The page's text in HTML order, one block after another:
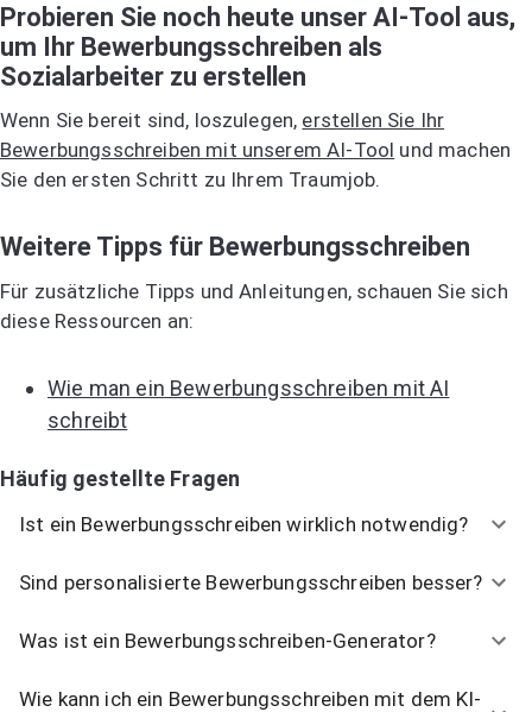
Probieren Sie noch heute unser AI-Tool aus,
um Ihr Bewerbungsschreiben als
Sozialarbeiter zu erstellen
Wenn Sie bereit sind, loszulegen, erstellen Sie Ihr
Bewerbungsschreiben mit unserem AI-Tool und machen
Sie den ersten Schritt zu Ihrem Traumjob.
Weitere Tipps für Bewerbungsschreiben
Für zusätzliche Tipps und Anleitungen, schauen Sie sich
diese Ressourcen an:
Wie man ein Bewerbungsschreiben mit AI
schreibt
Häufig gestellte Fragen
Ist ein Bewerbungsschreiben wirklich notwendig?
Sind personalisierte Bewerbungsschreiben besser?
Was ist ein Bewerbungsschreiben-Generator?
Wie kann ich ein Bewerbungsschreiben mit dem KI-